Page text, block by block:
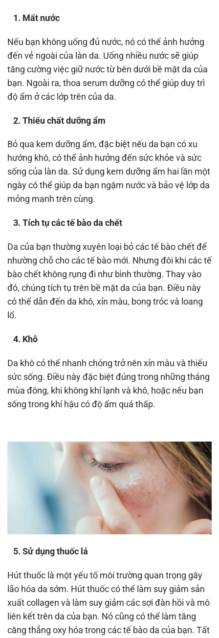
1. Mất nước
Nếu bạn không uống đủ nước, nó có thể ảnh hưởng
đến vẻ ngoài của làn da. Uống nhiều nước sẽ giúp
tăng cường việc giữ nước từ bên dưới bề mặt da của
bạn. Ngoài ra, thoa serum dưỡng có thể giúp duy trì
độ ẩm ở các lớp trên của da.
2. Thiếu chất dưỡng ẩm
Bỏ qua kem dưỡng ẩm, đặc biệt nếu da bạn có xu
hướng khô, có thể ảnh hưởng đến sức khỏe và sức
sống của làn da. Sử dụng kem dưỡng ẩm hai lần một
ngày có thể giúp da bạn ngậm nước và bảo vệ lớp da
mỏng manh trên cùng.
3. Tích tụ các tế bào da chết
Da của bạn thường xuyên loại bỏ các tế bào chết để
nhường chỗ cho các tế bào mới. Nhưng đôi khi các tế
bào chết không rụng đi như bình thường. Thay vào
đó, chúng tích tụ trên bề mặt da của bạn. Điều này
có thể dẫn đến da khô, xỉn màu, bong tróc và loang
lổ.
4. Khô
Da khô có thể nhanh chóng trở nên xỉn màu và thiếu
sức sống. Điều này đặc biệt đúng trong những tháng
mùa đông, khi không khí lạnh và khô, hoặc nếu bạn
sống trong khí hậu có độ ẩm quá thấp.
5. Sử dụng thuốc lá
Hút thuốc là một yếu tố môi trường quan trọng gây
lão hóa da sớm. Hút thuốc có thể làm suy giảm sản
xuất collagen và làm suy giảm các sợi đàn hồi và mô
liên kết trên da của bạn. Nó cũng có thể làm tăng
căng thẳng oxy hóa trong các tế bào da của bạn. Tất